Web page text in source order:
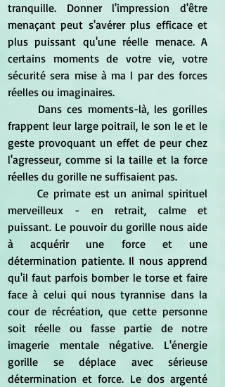
tranquille. Donner l'impression d'être
menaçant peut s'avérer plus efficace et
plus puissant qu'une réelle menace. A
certains moments de votre vie, votre
sécurité sera mise à ma l par des forces
réelles ou imaginaires.
frappent leur large poitrail, le son le et le
geste provoquant un effet de peur chez
l'agresseur, comme si la taille et la force
réelles du gorille ne suffisaient pas.
	Ce primate est un animal spirituel
merveilleux - en retrait, calme et
puissant. Le pouvoir du gorille nous aide
à acquérir une force et une
détermination patiente. Il nous apprend
qu'il faut parfois bomber le torse et faire
face à celui qui nous tyrannise dans la
cour de récréation, que cette personne
soit réelle ou fasse partie de notre
imagerie mentale négative. L'énergie
gorille se déplace avec sérieuse
détermination et force. Le dos argenté